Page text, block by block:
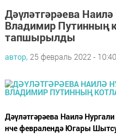
Дәүләтгәрәева
Владимир Путинның
тапшырылды
автор, 25 февраль 2022 - 10:40
Дәүләтгәрәева Наилә
нче февралендә Югары